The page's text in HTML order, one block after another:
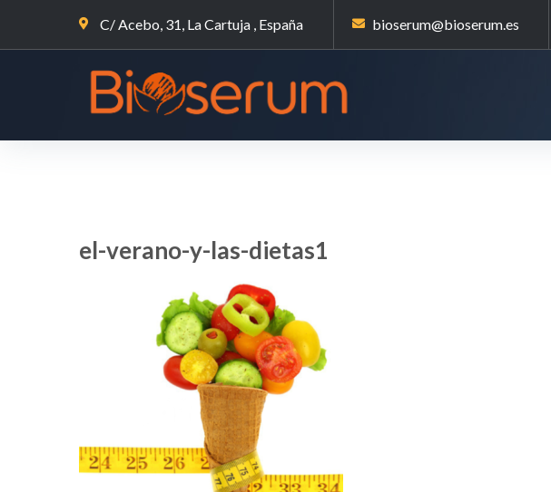
C/ Acebo, 31, La Cartuja , España bioserum@bioserum.es
el-verano-y-las-dietas1